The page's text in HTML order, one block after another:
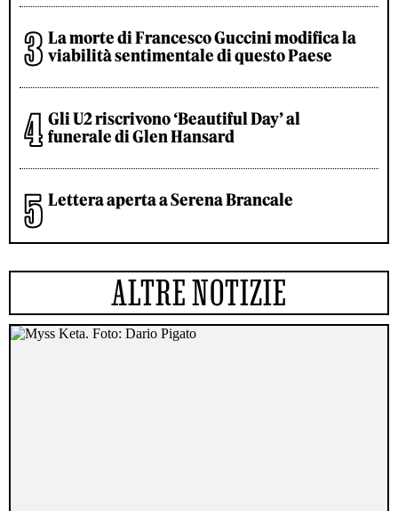
La morte di Francesco Guccini modifica la
viabilità sentimentale di questo Paese
Gli U2 riscrivono ‘Beautiful Day’ al
funerale di Glen Hansard
Lettera aperta a Serena Brancale
ALTRE NOTIZIE